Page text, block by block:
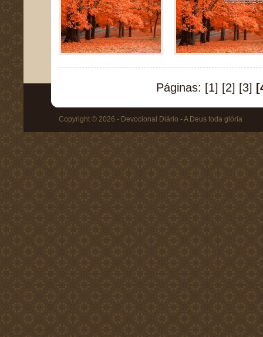
Páginas: [1] [2] [3]
Copyright © 2026 - Devocional Diário - A Deus toda glória